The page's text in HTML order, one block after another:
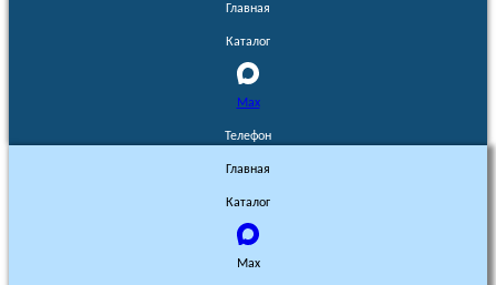
Главная
Каталог
Max
Телефон
Главная
Каталог
Max